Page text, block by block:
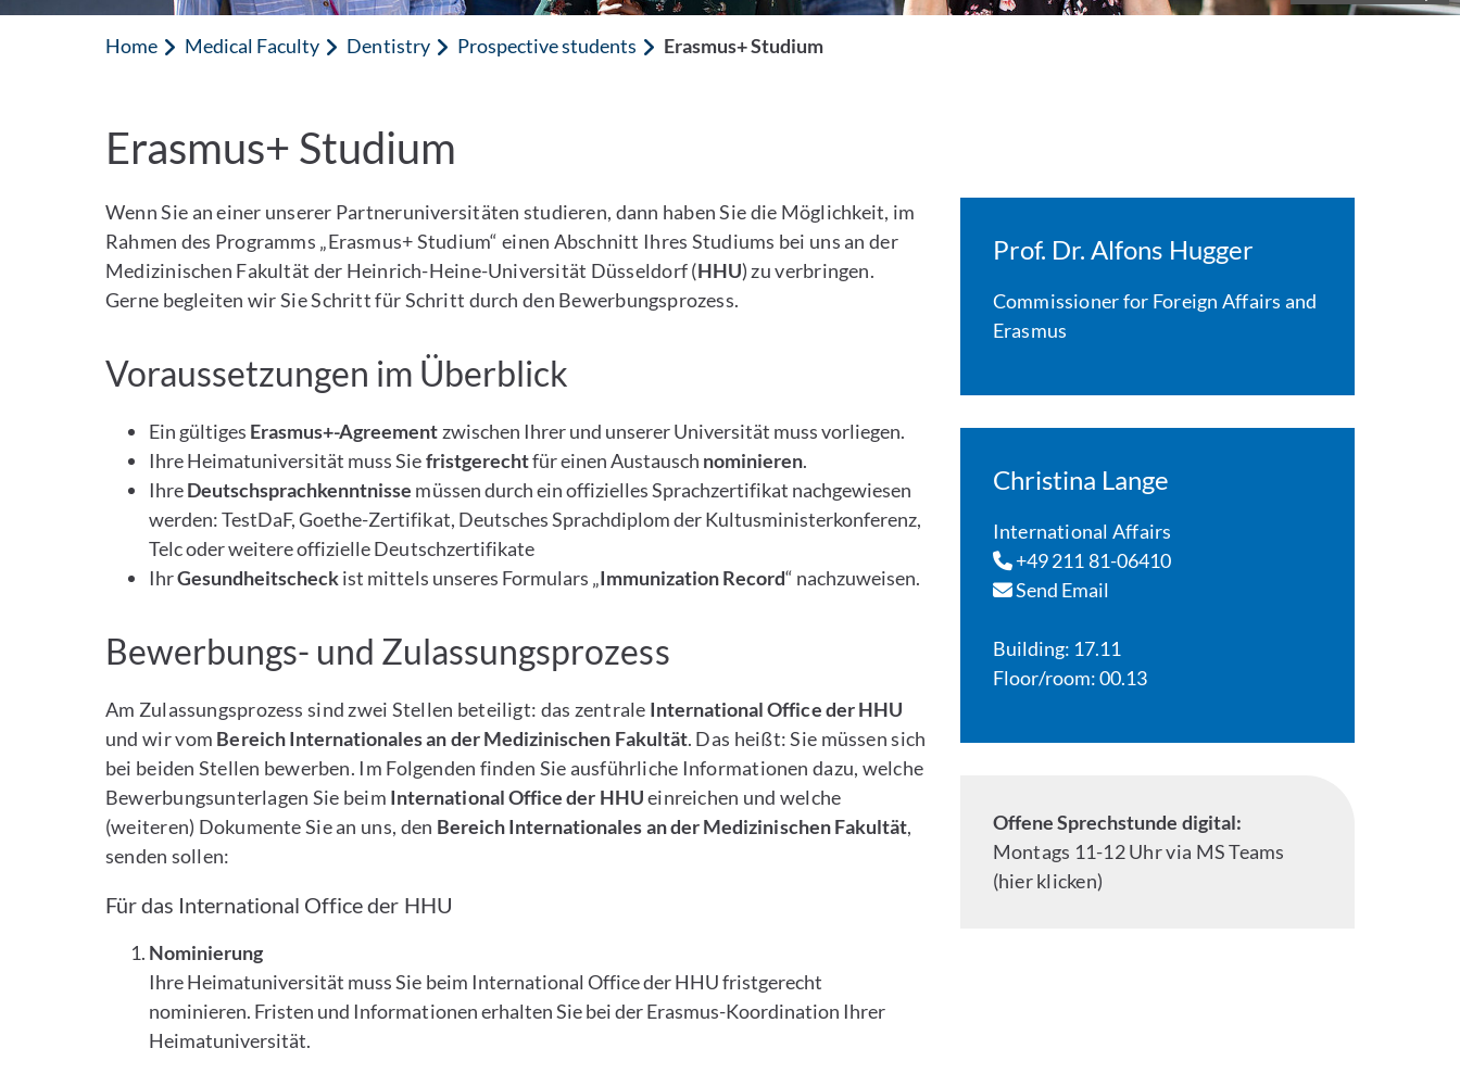
Home Medical Faculty Dentistry Prospective students Erasmus+ Studium
Erasmus+ Studium
Wenn Sie an einer unserer Partneruniversitäten studieren, dann haben Sie die Möglichkeit, im
Rahmen des Programms „Erasmus+ Studium“ einen Abschnitt Ihres Studiums bei uns an der
Medizinischen Fakultät der Heinrich-Heine-Universität Düsseldorf (HHU) zu verbringen.
Gerne begleiten wir Sie Schritt für Schritt durch den Bewerbungsprozess.
Voraussetzungen im Überblick
Ein gültiges Erasmus+-Agreement zwischen Ihrer und unserer Universität muss vorliegen.
Ihre Heimatuniversität muss Siefristgerechtfür einen Austausch nominieren.
IhreDeutschsprachkenntnisse müssen durch ein offizielles Sprachzertifikat nachgewiesen
werden: TestDaF, Goethe-Zertifikat, Deut­sches Sprach­di­plom der Kul­tus­mi­nis­ter­kon­fe­renz,
Telc oder weitere offizielle Deutschzertifikate
IhrGesundheitscheckist mittels unseres Formulars „Immunization Record“ nachzuweisen.
Bewerbungs- und Zulassungsprozess
Am Zulassungsprozess sind zwei Stellen beteiligt: das zentrale International Office der HHU
und wir vom Bereich Internationales an der Medizinischen Fakultät. Das heißt: Sie müssen sich
bei beiden Stellen bewerben. Im Folgenden finden Sie ausführliche Informationen dazu, welche
Bewerbungsunterlagen Sie beim International Office der HHUeinreichen und welche
(weiteren) Dokumente Sie an uns, den Bereich Internationales an der Medizinischen Fakultät,
senden sollen:
Für das International Office der HHU
Nominierung
Ihre Heimatuniversität muss Sie beim International Office der HHU fristgerecht
nominieren. Fristen und Informationen erhalten Sie bei der Erasmus-Koordination Ihrer
Heimatuniversität.
Prof. Dr. Alfons Hugger
Commissioner for Foreign Affairs and
Erasmus
Christina Lange
International Affairs
+49 211 81-06410
Send Email
Building: 17.11
Floor/room: 00.13
Offene Sprechstunde digital:
Montags 11-12 Uhr via MS Teams
(hier klicken)